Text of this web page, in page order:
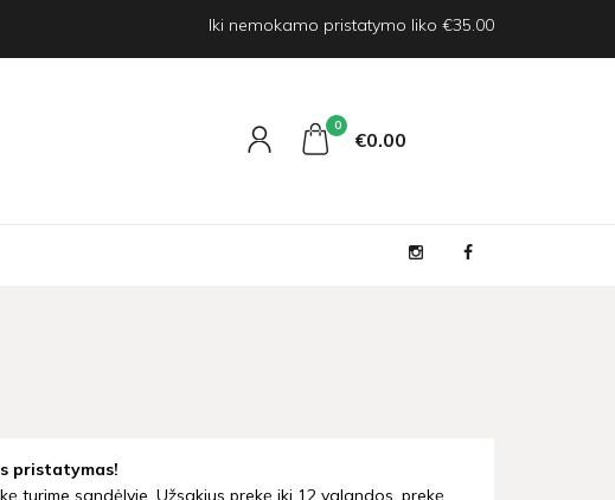
Iki nemokamo pristatymo liko €35.00
0
€0 00
pristatymas!
turime sandėlyje. Užsakius prekę iki 12 valandos, prekę